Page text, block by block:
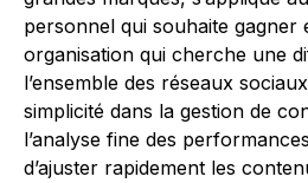
personnel qui souhaite gagner
organisation qui cherche une
l’ensemble des réseaux
simplicité dans la gestion de
l’analyse fine des
d’ajuster rapidement les